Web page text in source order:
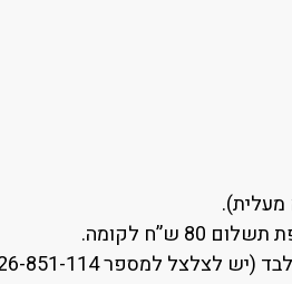
לקומה.
למספר 0526-851-114).